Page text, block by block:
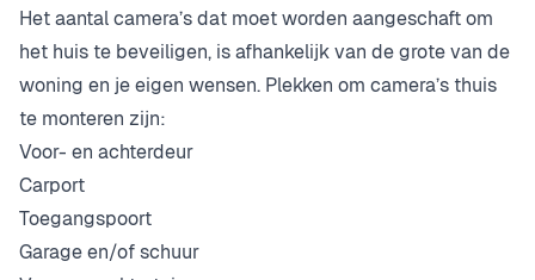
Het aantal camera’s dat moet worden aangeschaft om
het huis te beveiligen, is afhankelijk van de grote van de
woning en je eigen wensen. Plekken om camera’s thuis
te monteren zijn:
Voor- en achterdeur
Carport
Toegangspoort
Garage en/of schuur